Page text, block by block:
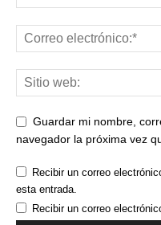
Guardar mi nombre,
navegador la próxima vez
Recibir un correo
esta entrada.
Recibir un correo